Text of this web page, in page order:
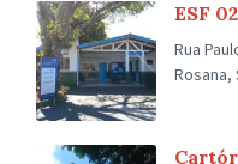
ESF
Rua
Rosana,